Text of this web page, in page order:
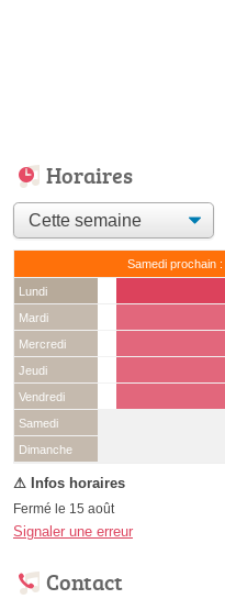
Horaires
Samedi prochain :
Lundi
Mardi
Mercredi
Jeudi
Vendredi
Samedi
(15 août)
Dimanche
Fermé le 15 août
Signaler une erreur
Contact